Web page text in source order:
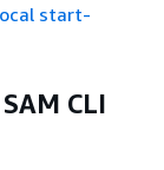
start-
CLI